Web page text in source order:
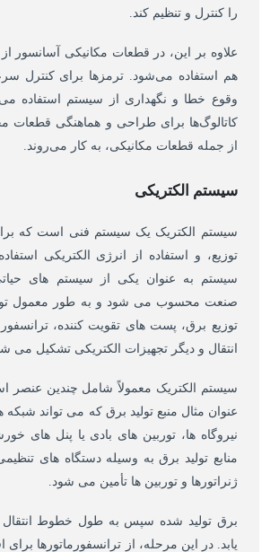
را کنترل و تنظیم کند.
علاوه بر این، در قطعات مکانیکی آسانسور
هم استفاده می‌شود. ترمزها برای کنترل
وقوع خطا و نگهداری از سیستم استفاده
کاتالوگ‌ها برای طراحی و هماهنگی قطعات
از جمله قطعات مکانیکی، به کار می‌روند.
سیستم الکتریکی
سیستم الکتریک یک سیستم فنی است که برای
توزیع، و استفاده از انرژی الکتریکی
سیستم به عنوان یکی از سیستم های
صنعت محسوب می شود و به طور معمول
توزیع برق، پست های تقویت کننده،
انتقال و دیگر تجهیزات الکتریکی تشکیل می
سیستم الکتریک معمولاً شامل چندین عنصر
عنوان مثال منبع تولید برق که می تواند
نیروگاه ها، توربین های بادی یا پنل های
منابع تولید برق به وسیله دستگاه های
ژنراتورها و توربین ها تأمین می شود.
برق تولید شده سپس به طول خطوط انتقال
یابد. در این مرحله، از ترانسفورماتورها